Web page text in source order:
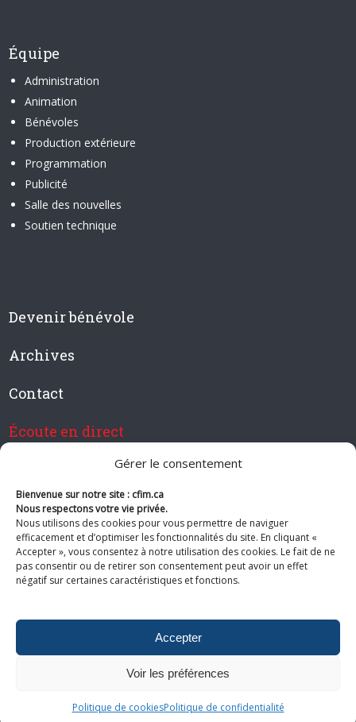
Gérer le consentement
Bienvenue sur notre site : cfim.ca
Nous respectons votre vie privée.
Nous utilisons des cookies pour vous permettre de naviguer
efficacement et d’optimiser les fonctionnalités du site. En cliquant «
Accepter », vous consentez à notre utilisation des cookies. Le fait de ne
pas consentir ou de retirer son consentement peut avoir un effet
négatif sur certaines caractéristiques et fonctions.
Accepter
Voir les préférences
Politique de cookiesPolitique de confidentialité
Équipe
Administration
Animation
Bénévoles
Production extérieure
Programmation
Publicité
Salle des nouvelles
Soutien technique
Devenir bénévole
Archives
Contact
Écoute en direct
Devenir membre de CFIM
Suivez-nous
du site